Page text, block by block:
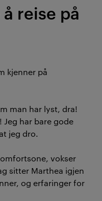
reise på
kjenner på
man har lyst, dra!
Jeg har bare gode
jeg dro.
vokser
sitter Marthea igjen
og erfaringer for